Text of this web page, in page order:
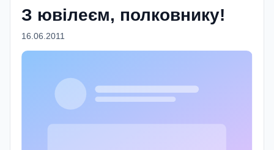
З ювілеєм, полковнику!
16.06.2011